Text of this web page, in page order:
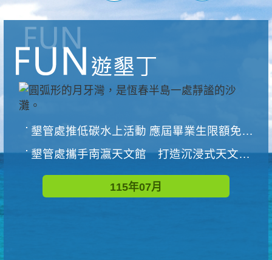
墾管處推低碳水上活動 應屆畢業生限額免費參加
墾管處攜手南瀛天文館 打造沉浸式天文探索營隊
115年07月